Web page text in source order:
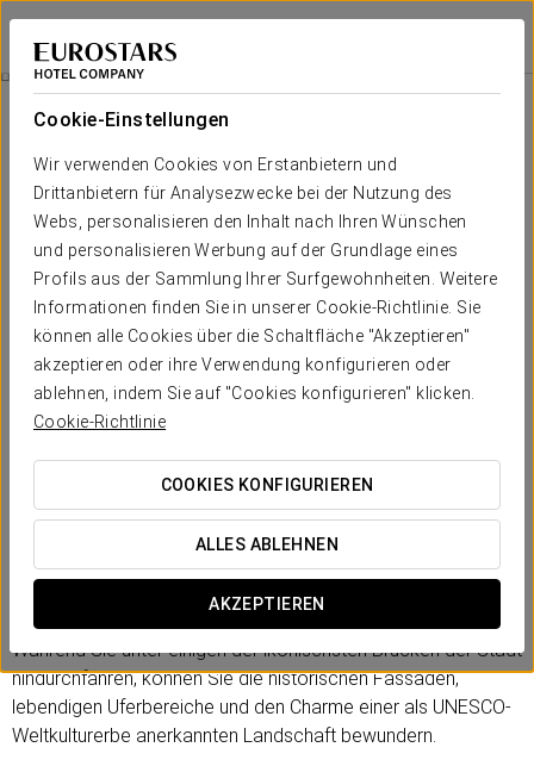
Cookie-Einstellungen
Wir verwenden Cookies von Erstanbietern und
Drittanbietern für Analysezwecke bei der Nutzung des
Webs, personalisieren den Inhalt nach Ihren Wünschen
und personalisieren Werbung auf der Grundlage eines
Profils aus der Sammlung Ihrer Surfgewohnheiten. Weitere
Informationen finden Sie in unserer Cookie-Richtlinie. Sie
können alle Cookies über die Schaltfläche "Akzeptieren"
akzeptieren oder ihre Verwendung konfigurieren oder
ablehnen, indem Sie auf "Cookies konfigurieren" klicken.
Cookie-Richtlinie
COOKIES KONFIGURIEREN
ALLES ABLEHNEN
AKZEPTIEREN
Eurostars Aliados
PORTO
Sightseeing-Bus Und Bootstour
48 €
Sightseeing-Bus und Bootstour
Beginnen Sie Ihr Erlebnis an Bord desTouristenbusses, die
perfekte Möglichkeit, Porto in Ruhe zu erkunden und seine
bekanntesten Sehenswürdigkeiten zu entdecken.
Anschließend genießen Sie eine Bootsfahrt auf dem Douro
Während Sie unter einigen der ikonischsten Brücken der Stadt
hindurchfahren, können Sie die historischen Fassaden,
lebendigen Uferbereiche und den Charme einer als UNESCO-
Weltkulturerbe anerkannten Landschaft bewundern.